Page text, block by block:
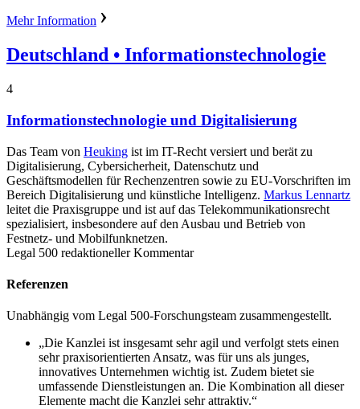
Mehr Information
Deutschland • Informationstechnologie
4
Informationstechnologie und Digitalisierung
Das Team von Heuking ist im IT-Recht versiert und berät zu
Digitalisierung, Cybersicherheit, Datenschutz und
Geschäftsmodellen für Rechenzentren sowie zu EU-Vorschriften im
Bereich Digitalisierung und künstliche Intelligenz. Markus Lennartz
leitet die Praxisgruppe und ist auf das Telekommunikationsrecht
spezialisiert, insbesondere auf den Ausbau und Betrieb von
Festnetz- und Mobilfunknetzen.
Legal 500 redaktioneller Kommentar
Referenzen
Unabhängig vom Legal 500-Forschungsteam zusammengestellt.
„Die Kanzlei ist insgesamt sehr agil und verfolgt stets einen
sehr praxisorientierten Ansatz, was für uns als junges,
innovatives Unternehmen wichtig ist. Zudem bietet sie
umfassende Dienstleistungen an. Die Kombination all dieser
Elemente macht die Kanzlei sehr attraktiv.“